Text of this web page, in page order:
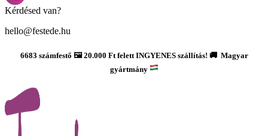
Kérdésed van?
hello@festede.hu
6683 számfestő 🖼️ 20.000 Ft felett INGYENES szállítás! 🚚 Magyar
gyártmány